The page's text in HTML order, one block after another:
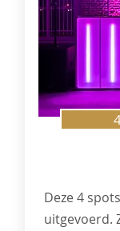
Deze 4
uitgevoerd.